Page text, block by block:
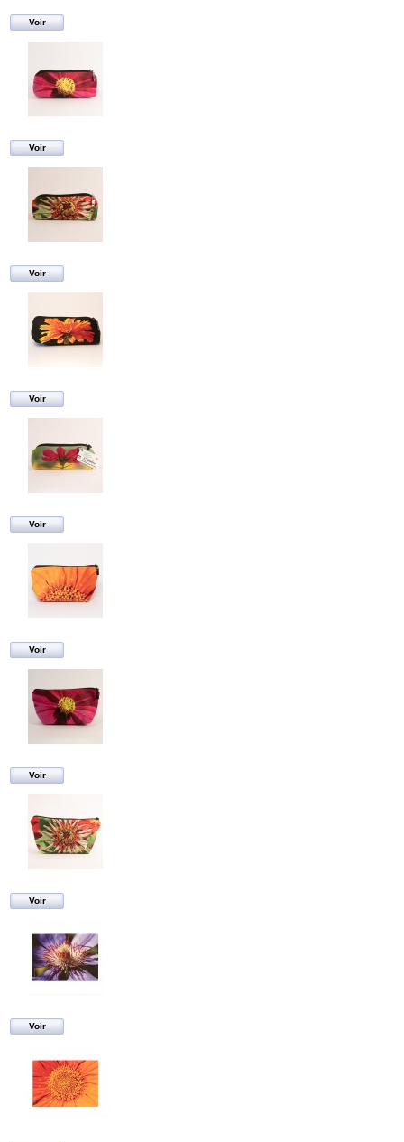
Voir
Voir
Voir
Voir
Voir
Voir
Voir
Voir
Voir